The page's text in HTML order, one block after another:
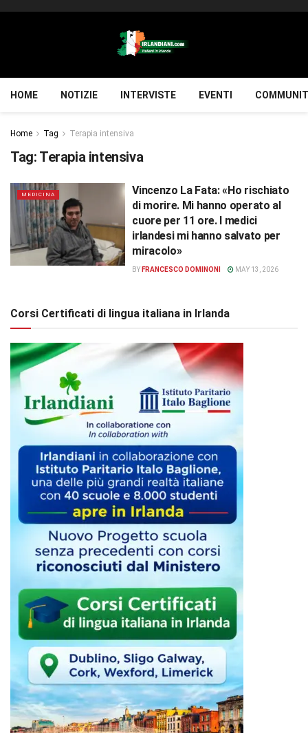
HOME NOTIZIE INTERVISTE EVENTI
Home Tag Terapia intensiva
Tag: Terapia intensiva
MEDICINA
Vincenzo La Fata: «Ho rischiato
di morire. Mi hanno operato al
cuore per 11 ore. I medici
irlandesi mi hanno salvato per
miracolo»
BY FRANCESCO DOMINONI MAY 13, 2026
Corsi Certificati di lingua italiana in Irlanda